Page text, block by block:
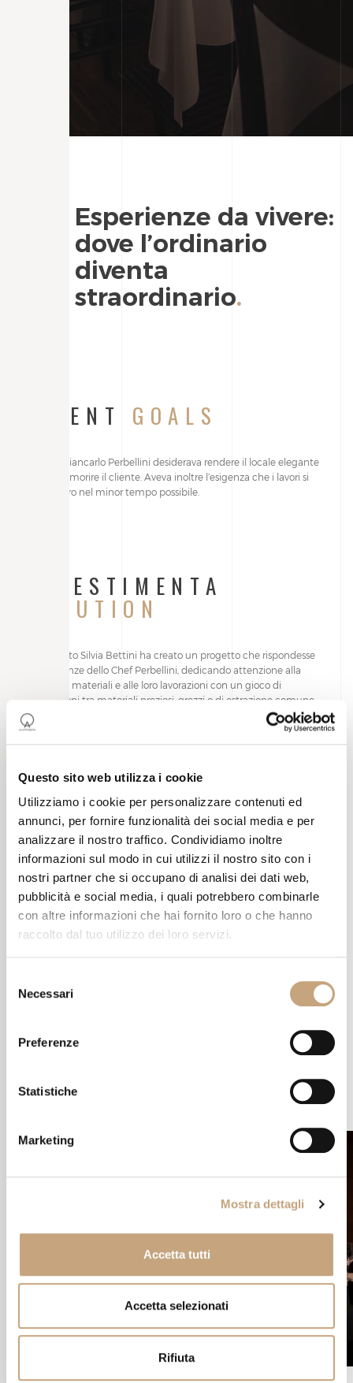
Questo sito web utilizza i cookie
Utilizziamo i cookie per personalizzare contenuti ed
annunci, per fornire funzionalità dei social media e per
analizzare il nostro traffico. Condividiamo inoltre
informazioni sul modo in cui utilizzi il nostro sito con i
nostri partner che si occupano di analisi dei dati web,
pubblicità e social media, i quali potrebbero combinarle
con altre informazioni che hai fornito loro o che hanno
raccolto dal tuo utilizzo dei loro servizi.
delNecessari
Preferenze
Statistiche
Marketing
Mostra dettagli
Accetta tutti
Accetta selezionati
Rifiuta
Esperienze da vivere:
dove l’ordinario
diventa
straordinario.
CLIENT GOALS
Lo Chef Giancarlo Perbellini desiderava rendere il locale elegante
senza intimorire il cliente. Aveva inoltre l’esigenza che i lavori si
svolgessero nel minor tempo possibile.
ALLESTIMENTA
SOLUTION
L’architetto Silvia Bettini ha creato un progetto che rispondesse
alle esigenze dello Chef Perbellini, dedicando attenzione alla
scelta dei materiali e alle loro lavorazioni con un gioco di
associazioni tra materiali preziosi, grezzi o di estrazione comune.
LOCANDA PERBELLINI
BISTROT –MILANO
Il nostro compito nel progetto è stato quello di effettuare tutte le
lavorazioni richieste e posizionare i materiali a regola d’arte.
Per ridurre tempi e costi, è stata mantenuta la pavimentazione in
cerata. Infine, per dare un tocco di rustico al locale, si è deciso di
utilizzare delle classiche sedie Milano in legno.
consegnare il locale finito in 2 mesi.